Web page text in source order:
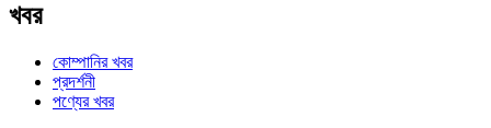
খবর
কোম্পানির খবর
প্রদর্শনী
পণ্যের খবর